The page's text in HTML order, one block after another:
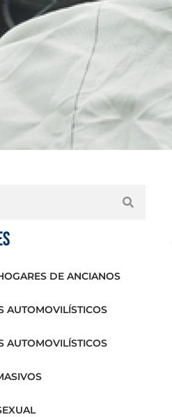
DE ANCIANOS
AUTOMOVILÍSTICOS
AUTOMOVILÍSTICOS